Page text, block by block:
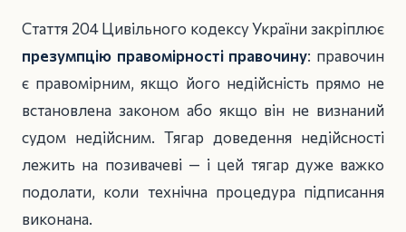
Стаття 204 Цивільного кодексу України закріплює
презумпцію правомірності правочину: правочин
є правомірним, якщо його недійсність прямо не
встановлена законом або якщо він не визнаний
судом недійсним. Тягар доведення недійсності
лежить на позивачеві — і цей тягар дуже важко
подолати, коли технічна процедура підписання
виконана.